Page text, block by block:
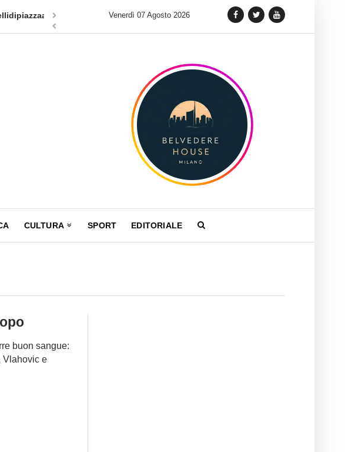
Tag Heuer lancia una variante Limited Edition del Carrera Chronograph in
Venerdì 07 Agosto 2026
CULTURA SPORT EDITORIALE
buon sangue:
Vlahovic e